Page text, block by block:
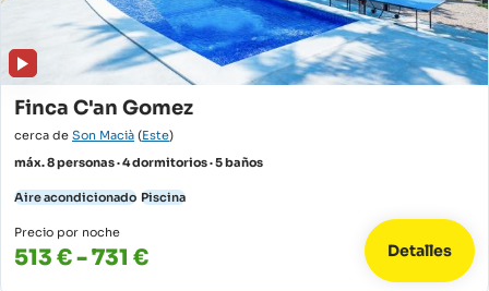
Finca C'an Gomez
cerca de Son Macià (Este)
máx. 8 personas · 4 dormitorios · 5 baños
Aire acondicionado Piscina
Precio por noche
513 € - 731 € Detalles